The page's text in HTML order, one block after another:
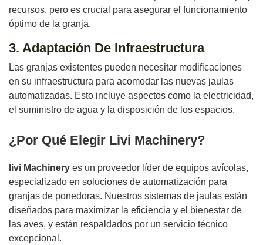
recursos, pero es crucial para asegurar el funcionamiento
óptimo de la granja.
3. Adaptación De Infraestructura
Las granjas existentes pueden necesitar modificaciones
en su infraestructura para acomodar las nuevas jaulas
automatizadas. Esto incluye aspectos como la electricidad,
el suministro de agua y la disposición de los espacios.
¿Por Qué Elegir Livi Machinery?
livi Machinery es un proveedor líder de equipos avícolas,
especializado en soluciones de automatización para
granjas de ponedoras. Nuestros sistemas de jaulas están
diseñados para maximizar la eficiencia y el bienestar de
las aves, y están respaldados por un servicio técnico
excepcional.